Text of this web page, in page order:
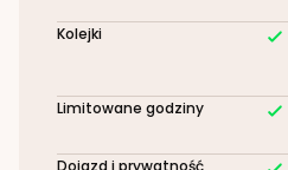
Kolejki
Limitowane godziny
Dojazd i prywatność